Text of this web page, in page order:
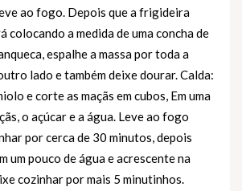
ao fogo. Depois que a frigideira
colocando a medida de uma concha de
espalhe a massa por toda a
lado e também deixe dourar. Calda:
e corte as maçãs em cubos, Em uma
o açúcar e a água. Leve ao fogo
por cerca de 30 minutos, depois
um pouco de água e acrescente na
cozinhar por mais 5 minutinhos.